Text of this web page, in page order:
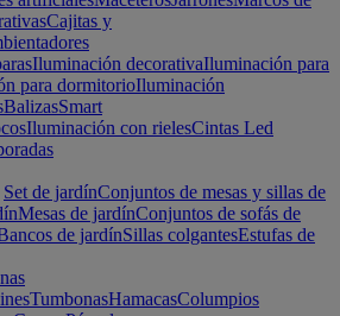
Cajitas y
Iluminación decorativaIluminación para
para dormitorioIluminación
BalizasSmart
Iluminación con rielesCintas Led
Set de jardínConjuntos de mesas y sillas de
Mesas de jardínConjuntos de sofás de
de jardínSillas colgantesEstufas de
TumbonasHamacasColumpios